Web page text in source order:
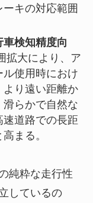
キの対応範囲
検知精度向
拡大により、ア
使用時におけ
より遠い距離か
滑らかで自然な
道路での長距
まる。
純粋な走行性
しているの